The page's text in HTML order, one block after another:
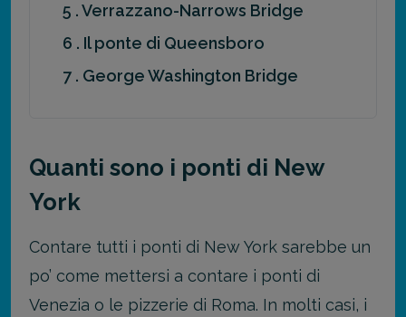
5 . Verrazzano-Narrows Bridge
6 . Il ponte di Queensboro
7 . George Washington Bridge
Quanti sono i ponti di New
York
Contare tutti i ponti di New York sarebbe un
po’ come mettersi a contare i ponti di
Venezia o le pizzerie di Roma. In molti casi, i